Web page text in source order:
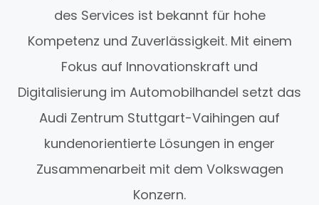
des Services ist bekannt für hohe
Kompetenz und Zuverlässigkeit. Mit einem
Fokus auf Innovationskraft und
Digitalisierung im Automobilhandel setzt das
Audi Zentrum Stuttgart-Vaihingen auf
kundenorientierte Lösungen in enger
Zusammenarbeit mit dem Volkswagen
Konzern.